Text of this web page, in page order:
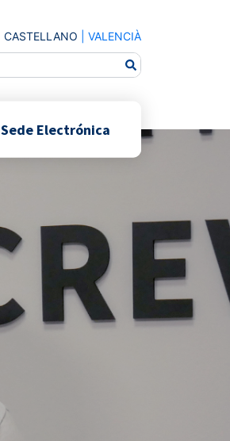
CASTELLANO VALENCIÀ
Sede Electrónica